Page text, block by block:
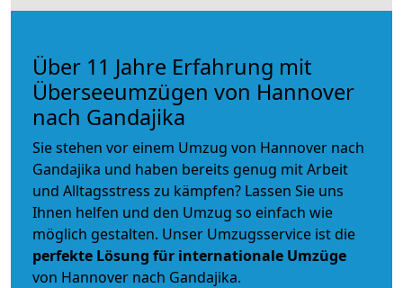
Über 11 Jahre Erfahrung mit
Überseeumzügen von Hannover
nach Gandajika
Sie stehen vor einem Umzug von Hannover nach
Gandajika und haben bereits genug mit Arbeit
und Alltagsstress zu kämpfen? Lassen Sie uns
Ihnen helfen und den Umzug so einfach wie
möglich gestalten. Unser Umzugsservice ist die
perfekte Lösung für internationale Umzüge
von Hannover nach Gandajika.